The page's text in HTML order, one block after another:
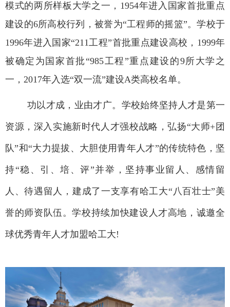
模式的两所样板大学之一， 1954年进入国家首批重点
建设的6所高校行列，被誉为“工程师的摇篮”。学校于
1996年进入国家“211工程”首批重点建设高校， 1999年
被确定为国家首批“985工程”重点建设的9所大学之
一， 2017年入选“双一流”建设A类高校名单。
功以才成，业由才广。学校始终坚持人才是第一
资源，深入实施新时代人才强校战略，弘扬“大师+ 团
队”和“大力提拔、大胆使用青年人才”的传统特色，坚
持“稳、引、培、评”并举，坚持事业留人、感情留
人、待遇留人，建成了一支享有哈工大“八百壮士”美
誉的师资队伍。学校持续加快建设人才高地，诚邀全
球优秀青年人才加盟哈工大!